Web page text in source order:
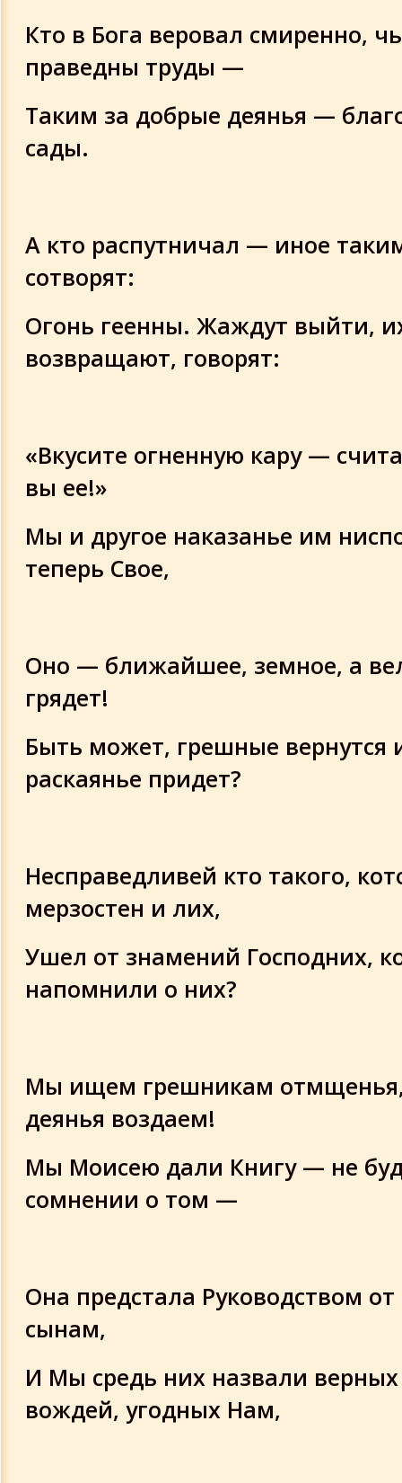
Кто в Бога веровал смиренно,
праведны труды —
Таким за добрые деянья —
сады.
А кто распутничал — иное
сотворят:
Огонь геенны. Жаждут выйти,
возвращают, говорят:
«Вкусите огненную кару —
вы ее!»
Мы и другое наказанье им
теперь Свое,
Оно — ближайшее, земное, а
грядет!
Быть может, грешные вернутся
раскаянье придет?
Несправедливей кто такого,
мерзостен и лих,
Ушел от знамений Господних,
напомнили о них?
Мы ищем грешникам
деянья воздаем!
Мы Моисею дали Книгу — не
сомнении о том —
Она предстала Руководством
сынам,
И Мы средь них назвали
вождей, угодных Нам,